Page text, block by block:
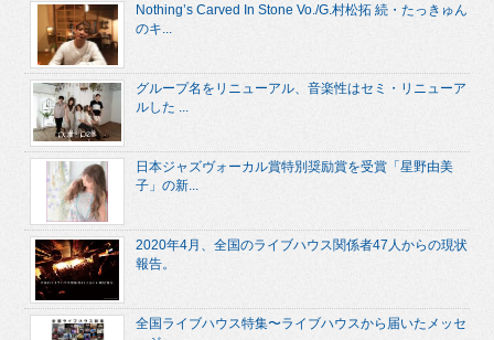
Nothing’s Carved In Stone Vo./G.村松拓 続・たっきゅん
のキ...
グループ名をリニューアル、音楽性はセミ・リニューア
ルした ...
日本ジャズヴォーカル賞特別奨励賞を受賞「星野由美
子」の新...
2020年4月、全国のライブハウス関係者47人からの現状
報告。
全国ライブハウス特集〜ライブハウスから届いたメッセ